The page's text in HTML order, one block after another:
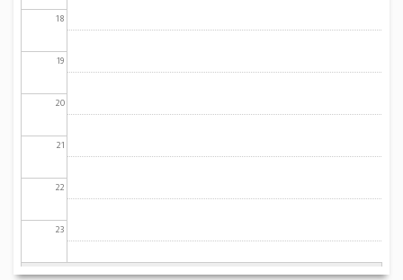
18
19
20
21
22
23